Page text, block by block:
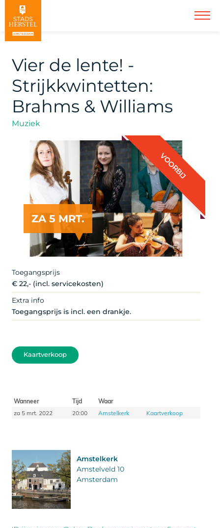
Vier de lente! -
Strijkkwintetten:
Brahms & Williams
Muziek
ZA 5 MRT.
VOORBIJ
Toegangsprijs
€ 22,- (incl. servicekosten)
Extra info
Toegangsprijs is incl. een drankje.
Kaartverkoop
Wanneer Tijd
Waar
za 5 mrt. 2022
20:00 Amstelkerk Kaartverkoop
Amstelkerk
Amstelveld 10
Amsterdam